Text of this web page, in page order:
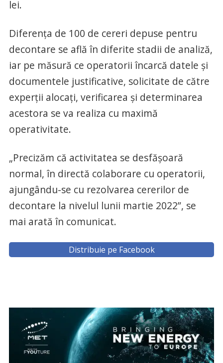
lei.
Diferenţa de 100 de cereri depuse pentru
decontare se află în diferite stadii de analiză,
iar pe măsură ce operatorii încarcă datele şi
documentele justificative, solicitate de către
experţii alocaţi, verificarea şi determinarea
acestora se va realiza cu maximă
operativitate.
„Precizăm că activitatea se desfăşoară
normal, în directă colaborare cu operatorii,
ajungându-se cu rezolvarea cererilor de
decontare la nivelul lunii martie 2022”, se
mai arată în comunicat.
Distribuie pe Facebook